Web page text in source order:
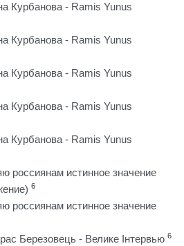
Курбанова - Ramis Yunus
Курбанова - Ramis Yunus
Курбанова - Ramis Yunus
Курбанова - Ramis Yunus
Курбанова - Ramis Yunus
россиянам истинное значение
6
россиянам истинное значение
Березовець - Велике Інтервью 6